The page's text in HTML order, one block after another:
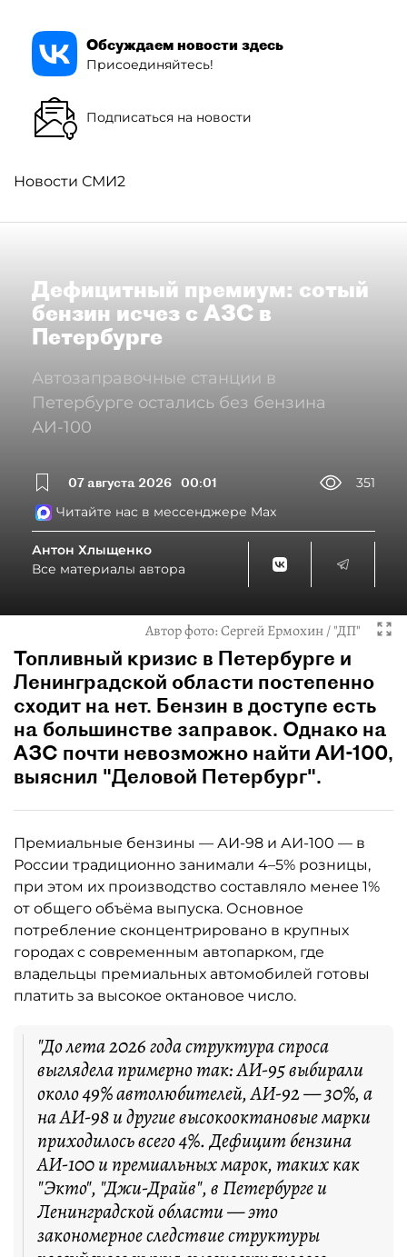
Обсуждаем новости здесь
Присоединяйтесь!
Подписаться на новости
Новости СМИ2
Дефицитный премиум: сотый
бензин исчез с АЗС в
Петербурге
Автозаправочные станции в
Петербурге остались без бензина
АИ-100
07 августа 2026 00:01
351
Читайте нас в мессенджере Max
Антон Хлыщенко
Все материалы автора
Автор фото:Сергей Ермохин / "ДП"
Топливный кризис в Петербурге и
Ленинградской области постепенно
сходит на нет. Бензин в доступе есть
на большинстве заправок. Однако на
АЗС почти невозможно найти АИ-100,
выяснил "Деловой Петербург".
Премиальные бензины — АИ-98 и АИ-100 — в
России традиционно занимали 4–5% розницы,
при этом их производство составляло менее 1%
от общего объёма выпуска. Основное
потребление сконцентрировано в крупных
городах с современным автопарком, где
владельцы премиальных автомобилей готовы
платить за высокое октановое число.
"До лета 2026 года структура спроса
выглядела примерно так: АИ-95 выбирали
около 49% автолюбителей, АИ-92 — 30%, а
на АИ-98 и другие высокооктановые марки
приходилось всего 4%. Дефицит бензина
АИ-100 и премиальных марок, таких как
"Экто", "Джи-Драйв", в Петербурге и
Ленинградской области — это
закономерное следствие структуры